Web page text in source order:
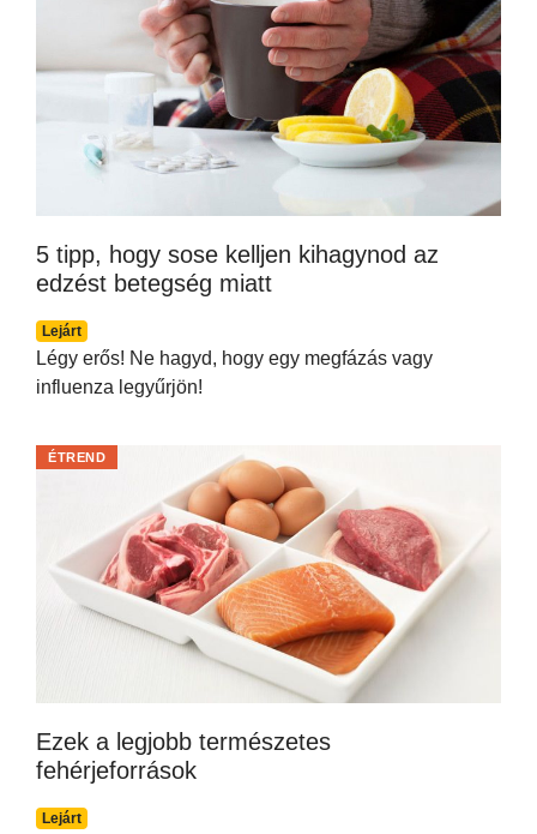
5 tipp, hogy sose kelljen kihagynod az
edzést betegség miatt
Lejárt
Légy erős! Ne hagyd, hogy egy megfázás vagy
influenza legyűrjön!
Ezek a legjobb természetes
fehérjeforrások
Lejárt
ÉTREND